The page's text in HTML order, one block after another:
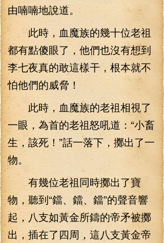
由喃喃地說道。
此時，血魔族的幾十位老祖
都有點傻眼了，他們也沒有想到
李七夜真的敢這樣干，根本就不
怕他們的威脅！
此時，血魔族的老祖相視了
一眼，為首的老祖怒吼道：“小畜
生，該死！”話一落下，擲出了一
物。
有幾位老祖同時擲出了寶
物，聽到“鐺、鐺、鐺”的聲音響
起，八支如黃金所鑄的帝矛被擲
出，插在了四周，這八支黃金帝